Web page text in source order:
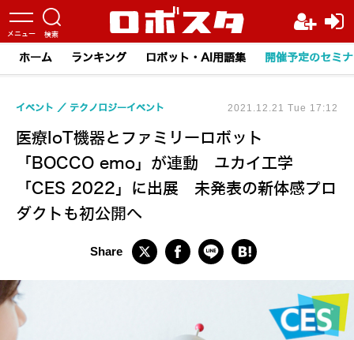
ホーム ランキング ロボット・AI用語集 開催予定のセミ
医療IoT機器とファミリーロボット
「BOCCO emo」が連動 ユカイ工学
「CES 2022」に出展 未発表の新体感プロ
ダクトも初公開へ
イベント テクノロジーイベント 2021.12.21 Tue 17:12